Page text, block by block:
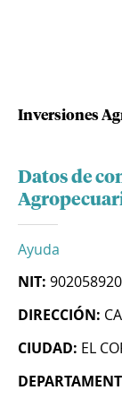
Inversiones
Datos de
Ayuda
NIT:
DIRECCIÓN:
CIUDAD: EL